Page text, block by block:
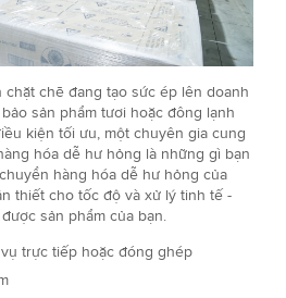
chặt chẽ đang tạo sức ép lên doanh
sản phẩm tươi hoặc đông lạnh
kiện tối ưu, một chuyên gia cung
hóa dễ hư hỏng là những gì bạn
hàng hóa dễ hư hỏng của
thiết cho tốc độ và xử lý tinh tế -
sản phẩm của bạn.
trực tiếp hoặc đóng ghép